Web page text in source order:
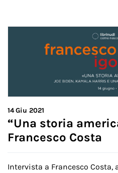
14Giu 2021
“Una storia
Francesco Costa
Intervista a Francesco Costa,